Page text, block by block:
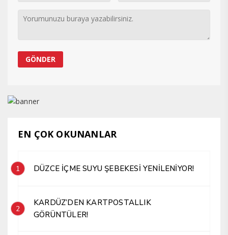
EN ÇOK OKUNANLAR
1 DÜZCE İÇME SUYU ŞEBEKESİ YENİLENİYOR!
2
KARDÜZ’DEN KARTPOSTALLIK
GÖRÜNTÜLER!